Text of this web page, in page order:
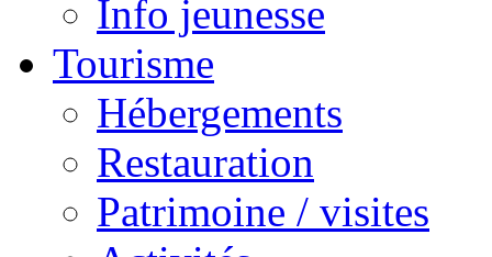
Info jeunesse
Tourisme
Hébergements
Restauration
Patrimoine / visites